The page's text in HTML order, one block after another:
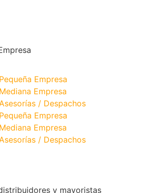
Pequeña Empresa
Mediana Empresa
/ Despachos
Pequeña Empresa
Mediana Empresa
/ Despachos
y mayoristas